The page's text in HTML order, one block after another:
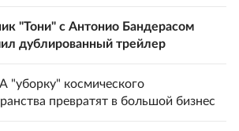
"Тони" с Антонио Бандерасом
дублированный трейлер
"уборку" космического
превратят в большой бизнес